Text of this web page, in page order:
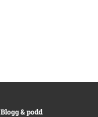
Blogg & podd